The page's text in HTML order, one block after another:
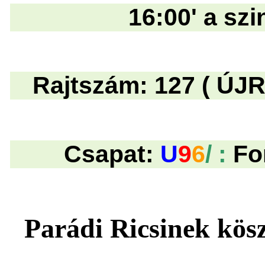
16:00' a
Rajtszám: 127 (
Csapat: U96/ :
Parádi Ricsinek